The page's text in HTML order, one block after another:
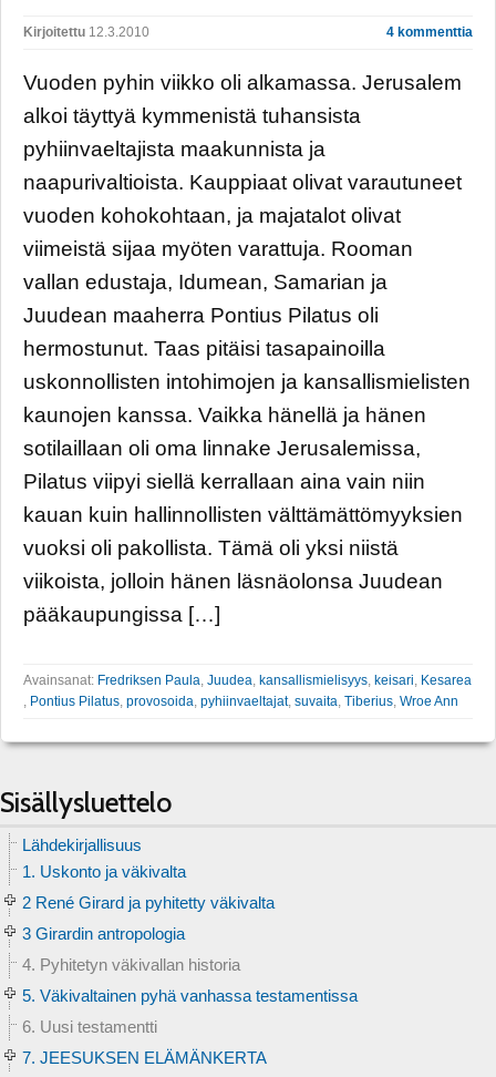
Kirjoitettu 12.3.2010 4 kommenttia
Vuoden pyhin viikko oli alkamassa. Jerusalem
alkoi täyttyä kymmenistä tuhansista
pyhiinvaeltajista maakunnista ja
naapurivaltioista. Kauppiaat olivat varautuneet
vuoden kohokohtaan, ja majatalot olivat
viimeistä sijaa myöten varattuja. Rooman
vallan edustaja, Idumean, Samarian ja
Juudean maaherra Pontius Pilatus oli
hermostunut. Taas pitäisi tasapainoilla
uskonnollisten intohimojen ja kansallismielisten
kaunojen kanssa. Vaikka hänellä ja hänen
sotilaillaan oli oma linnake Jerusalemissa,
Pilatus viipyi siellä kerrallaan aina vain niin
kauan kuin hallinnollisten välttämättömyyksien
vuoksi oli pakollista. Tämä oli yksi niistä
viikoista, jolloin hänen läsnäolonsa Juudean
pääkaupungissa […]
Avainsanat: Fredriksen Paula Juudea kansallismielisyys keisari Kesarea
Pontius Pilatus provosoida pyhiinvaeltajat, suvaita Tiberius Wroe Ann
Sisällysluettelo
Lähdekirjallisuus
1. Uskonto ja väkivalta
2 René Girard ja pyhitetty väkivalta
3 Girardin antropologia
4. Pyhitetyn väkivallan historia
5. Väkivaltainen pyhä vanhassa testamentissa
6. Uusi testamentti
7. JEESUKSEN ELÄMÄNKERTA